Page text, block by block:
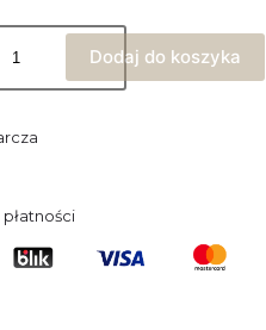
Dodaj do koszyka